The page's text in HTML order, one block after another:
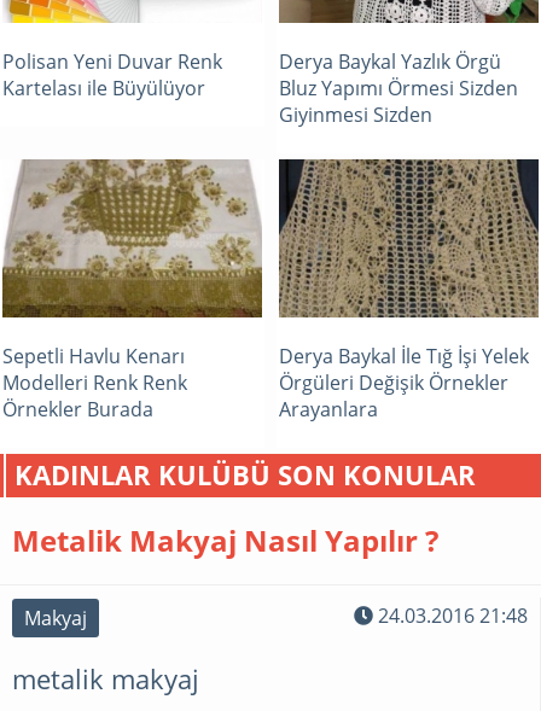
Polisan Yeni Duvar Renk
Kartelası ile Büyülüyor
Derya Baykal Yazlık Örgü
Bluz Yapımı Örmesi Sizden
Giyinmesi Sizden
Sepetli Havlu Kenarı
Modelleri Renk Renk
Örnekler Burada
Derya Baykal İle Tığ İşi Yelek
Örgüleri Değişik Örnekler
Arayanlara
KADINLAR KULÜBÜ SON KONULAR
Metalik Makyaj Nasıl Yapılır ?
Makyaj 24.03.2016 21:48
metalik makyaj